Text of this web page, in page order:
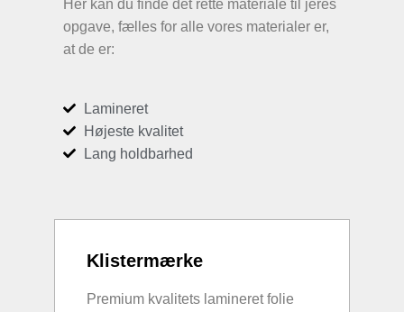
Her kan du finde det rette materiale til jeres
opgave, fælles for alle vores materialer er,
at de er:
Lamineret
Højeste kvalitet
Lang holdbarhed
Klistermærke
Premium kvalitets lamineret folie